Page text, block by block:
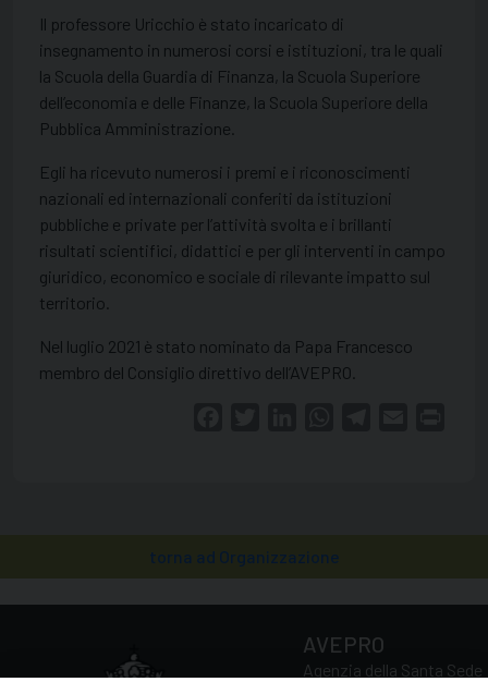
Il professore Uricchio è stato incaricato di
insegnamento in numerosi corsi e istituzioni, tra le quali
la Scuola della Guardia di Finanza, la Scuola Superiore
dell’economia e delle Finanze, la Scuola Superiore della
Pubblica Amministrazione.
Egli ha ricevuto numerosi i premi e i riconoscimenti
nazionali ed internazionali conferiti da istituzioni
pubbliche e private per l’attività svolta e i brillanti
risultati scientifici, didattici e per gli interventi in campo
giuridico, economico e sociale di rilevante impatto sul
territorio.
Nel luglio 2021 è stato nominato da Papa Francesco
membro del Consiglio direttivo dell’AVEPRO.
torna ad Organizzazione
AVEPRO
Agenzia della Santa Sede